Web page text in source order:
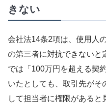
きない
会社法14条2項は、使用人
の第三者に対抗できないと
では「100万円を超える契
いたとしても、取引先がそ
して担当者に権限がある